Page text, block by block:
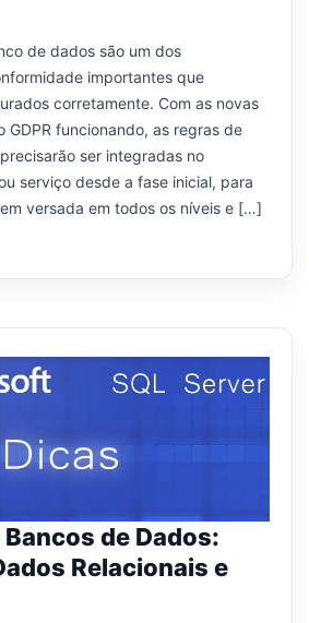
de dados são um dos
importantes que
corretamente. Com as novas
GDPR funcionando, as regras de
ser integradas no
serviço desde a fase inicial, para
versada em todos os níveis e […]
de Dados:
Relacionais e